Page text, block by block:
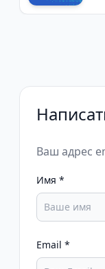
Ваш адрес
Имя *
Email *